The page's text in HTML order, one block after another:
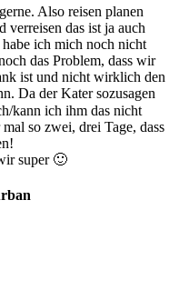
Also reisen planen
das ist ja auch
ich mich noch nicht
das Problem, dass wir
ist und nicht wirklich den
Da der Kater sozusagen
kann ich ihm das nicht
so zwei, drei Tage, dass
super 🙂